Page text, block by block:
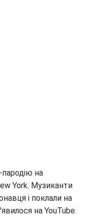
на
York. Музиканти
і поклали на
на YouTube.